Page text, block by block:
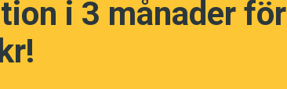
i 3 månader för